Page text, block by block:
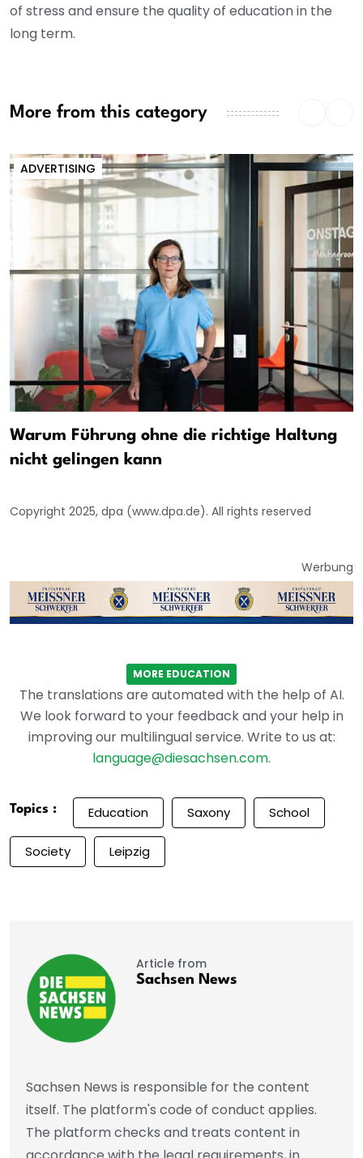
of stress and ensure the quality of education in the
long term.
More from this category
ADVERTISING
Warum Führung ohne die richtige Haltung
nicht gelingen kann
Copyright 2025, dpa (www.dpa.de). All rights reserved
Werbung
MORE EDUCATION
The translations are automated with the help of AI.
We look forward to your feedback and your help in
improving our multilingual service. Write to us at:
language@diesachsen.com.
Topics : Education Saxony School
Society Leipzig
Article from
Sachsen News
Sachsen News is responsible for the content
itself. The platform's code of conduct applies.
The platform checks and treats content in